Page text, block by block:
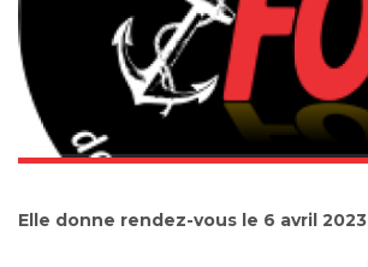
Elle donne rendez-vous le 6 avril 2023